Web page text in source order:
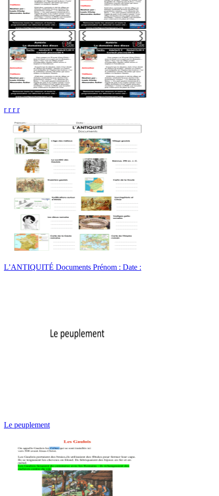
r r r r
L’ANTIQUITÉ Documents Prénom : Date :
Le peuplement